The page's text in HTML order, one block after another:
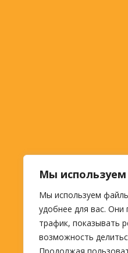
Мы
Мы используем
удобнее для вас.
трафик, показывать
возможность